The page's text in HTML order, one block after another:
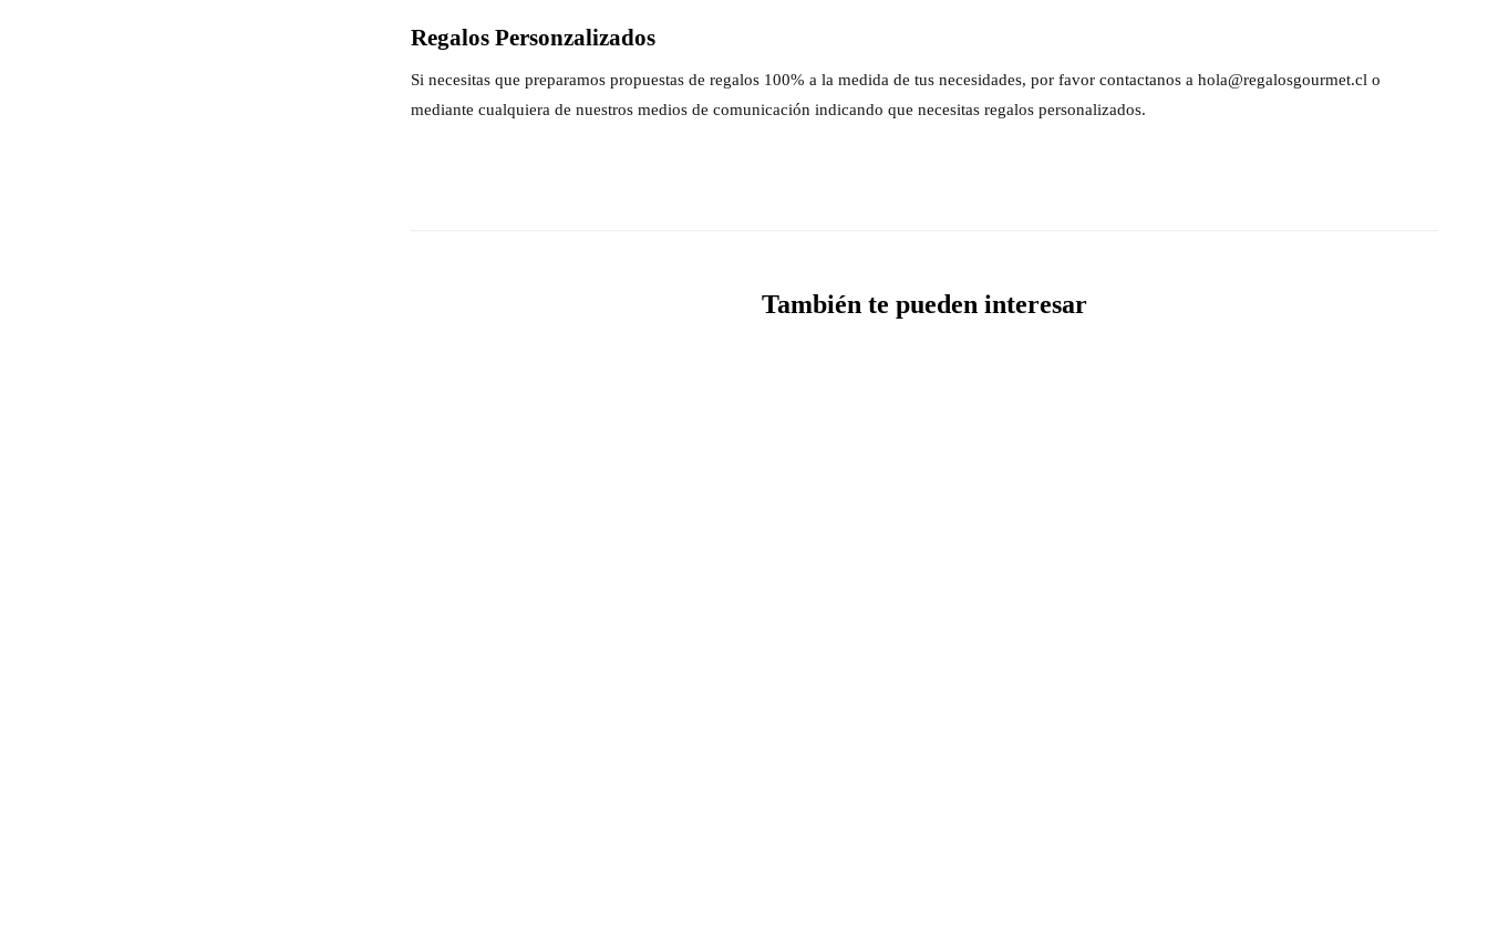
Regalos Personzalizados
Si necesitas que preparamos propuestas de regalos 100% a la medida de tus necesidades, por favor contactanos a hola@regalosgourmet.cl o
mediante cualquiera de nuestros medios de comunicación indicando que necesitas regalos personalizados.
También te pueden interesar